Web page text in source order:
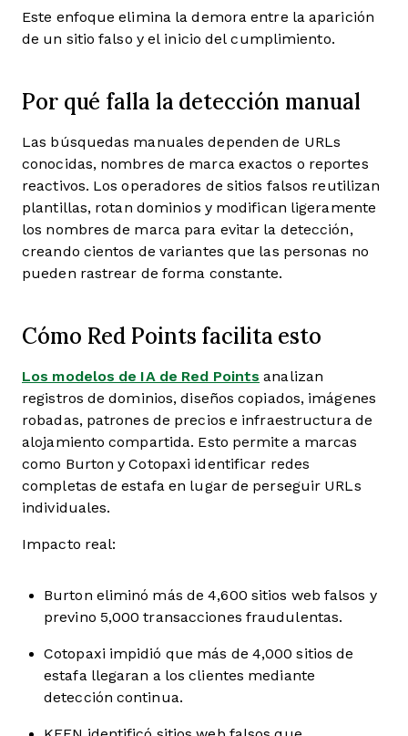
Este enfoque elimina la demora entre la aparición
de un sitio falso y el inicio del cumplimiento.
Por qué falla la detección manual
Las búsquedas manuales dependen de URLs
conocidas, nombres de marca exactos o reportes
reactivos. Los operadores de sitios falsos reutilizan
plantillas, rotan dominios y modifican ligeramente
los nombres de marca para evitar la detección,
creando cientos de variantes que las personas no
pueden rastrear de forma constante.
Cómo Red Points facilita esto
Los modelos de IA de Red Points analizan
registros de dominios, diseños copiados, imágenes
robadas, patrones de precios e infraestructura de
alojamiento compartida. Esto permite a marcas
como Burton y Cotopaxi identificar redes
completas de estafa en lugar de perseguir URLs
individuales.
Impacto real:
Burton eliminó más de 4,600 sitios web falsos y
previno 5,000 transacciones fraudulentas.
Cotopaxi impidió que más de 4,000 sitios de
estafa llegaran a los clientes mediante
detección continua.